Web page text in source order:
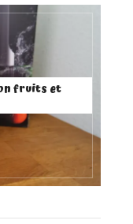
fruits et